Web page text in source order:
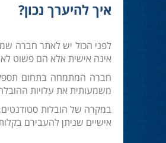
איך להיערך נכון?
לפני הכול יש לאתר חברה
אינה אישית אלא הם פשוט לא
חברה המתמחה בתחום תספק
משמעותית את עלויות
במקרה של הובלות
אישיים שניתן להעבירם